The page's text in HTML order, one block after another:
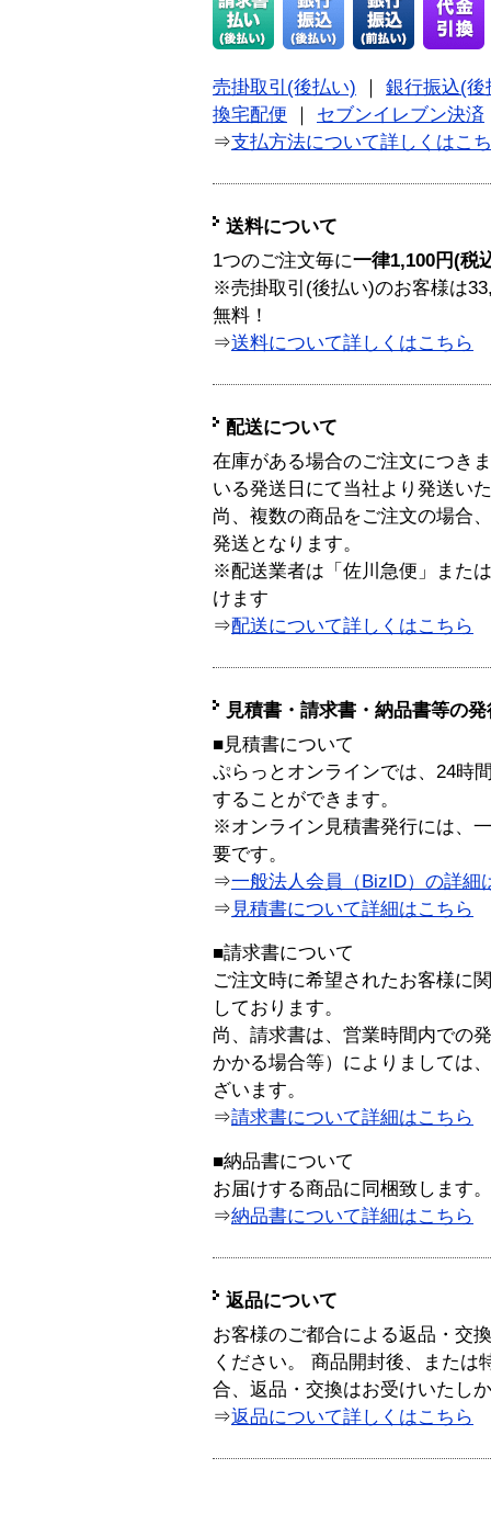
売掛取引(後払い)
銀行振込(後
換宅配便
セブンイレブン決済
⇒支払方法について詳しくはこ
送料について
1つのご注文毎に一律1,100円(税
※売掛取引(後払い)のお客様は
無料！
⇒送料について詳しくはこちら
配送について
在庫がある場合のご注文につき
いる発送日にて当社より発送い
尚、複数の商品をご注文の場合
発送となります。
※配送業者は「佐川急便」また
けます
⇒配送について詳しくはこちら
見積書・請求書・納品書等の
■見積書について
ぷらっとオンラインでは、24時
することができます。
※オンライン見積書発行には、
要です。
⇒一般法人会員（BizID）の詳細
⇒ 見積書について詳細はこちら
■請求書について
ご注文時に希望されたお客様に
しております。
尚、請求書は、営業時間内での
かかる場合等）によりましては
ざいます。
⇒請求書について詳細はこちら
■納品書について
お届けする商品に同梱致します。
⇒納品書について詳細はこちら
返品について
お客様のご都合による返品・交
ください。 商品開封後、または
合、返品・交換はお受けいたし
⇒返品について詳しくはこちら